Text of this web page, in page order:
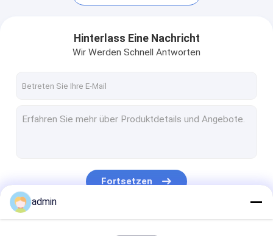
Vakuumfrost-Trockner
Hinterlass Eine Nachricht
Wir Werden Schnell Antworten
Fortsetzen
admin